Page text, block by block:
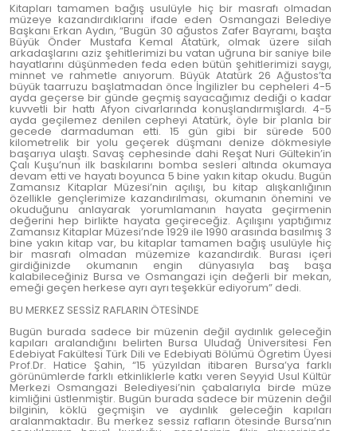
Kitapları tamamen bağış usulüyle hiç bir masrafı olmadan
müzeye kazandırdıklarını ifade eden Osmangazi Belediye
Başkanı Erkan Aydın, “Bugün 30 ağustos Zafer Bayramı, başta
Büyük Önder Mustafa Kemal Atatürk, olmak üzere silah
arkadaşlarını aziz şehitlerimizi bu vatan uğruna bir saniye bile
hayatlarını düşünmeden feda eden bütün şehitlerimizi saygı,
minnet ve rahmetle anıyorum. Büyük Atatürk 26 Ağustos’ta
büyük taarruzu başlatmadan önce İngilizler bu cepheleri 4-5
ayda geçerse bir günde geçmiş sayacağımız dediği o kadar
kuvvetli bir hattı Afyon civarlarında konuşlandırmışlardı. 4-5
ayda geçilemez denilen cepheyi Atatürk, öyle bir planla bir
gecede darmaduman etti. 15 gün gibi bir sürede 500
kilometrelik bir yolu geçerek düşmanı denize dökmesiyle
başarıya ulaştı. Savaş cephesinde dahi Reşat Nuri Gültekin’in
Çalı Kuşu’nun ilk baskılarını bomba sesleri altında okumaya
devam etti ve hayatı boyunca 5 bine yakın kitap okudu. Bugün
Zamansız Kitaplar Müzesi’nin açılışı, bu kitap alışkanlığının
özellikle gençlerimize kazandırılması, okumanın önemini ve
okuduğunu anlayarak yorumlamanın hayata geçirmenin
değerini hep birlikte hayata geçireceğiz. Açılışını yaptığımız
Zamansız Kitaplar Müzesi’nde 1929 ile 1990 arasında basılmış 3
bine yakın kitap var, bu kitaplar tamamen bağış usulüyle hiç
bir masrafı olmadan müzemize kazandırdık. Burası içeri
girdiğinizde okumanın engin dünyasıyla baş başa
kalabileceğiniz Bursa ve Osmangazi için değerli bir mekan,
emeği geçen herkese ayrı ayrı teşekkür ediyorum” dedi.
BU MERKEZ SESSİZ RAFLARIN ÖTESİNDE
Bugün burada sadece bir müzenin değil aydınlık geleceğin
kapıları aralandığını belirten Bursa Uludağ Üniversitesi Fen
Edebiyat Fakültesi Türk Dili ve Edebiyati Bölümü Ögretim Üyesi
Prof.Dr. Hatice Şahin, “15 yüzyıldan itibaren Bursa’ya farklı
görünümlerde farklı etkinliklerle katkı veren Seyyid Usul Kültür
Merkezi Osmangazi Belediyesi’nin çabalarıyla birde müze
kimliğini üstlenmiştir. Bugün burada sadece bir müzenin değil
bilginin, köklü geçmişin ve aydınlık geleceğin kapıları
aralanmaktadır. Bu merkez sessiz rafların ötesinde Bursa’nın